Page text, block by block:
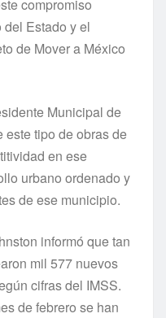
compromiso
Estado y el
de Mover a México
Municipal de
este tipo de obras de
en ese
urbano ordenado y
de ese municipio.
informó que tan
mil 577 nuevos
cifras del IMSS.
de febrero se han